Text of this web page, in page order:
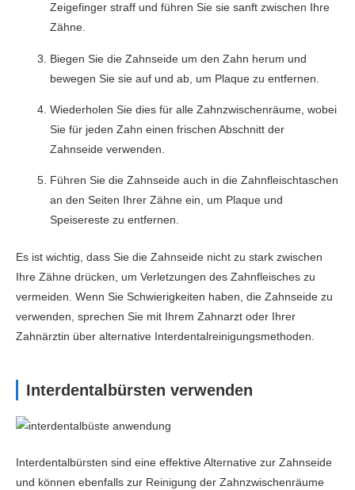
Zeigefinger straff und führen Sie sie sanft zwischen Ihre
Zähne.
Biegen Sie die Zahnseide um den Zahn herum und
bewegen Sie sie auf und ab, um Plaque zu entfernen.
Wiederholen Sie dies für alle Zahnzwischenräume, wobei
Sie für jeden Zahn einen frischen Abschnitt der
Zahnseide verwenden.
Führen Sie die Zahnseide auch in die Zahnfleischtaschen
an den Seiten Ihrer Zähne ein, um Plaque und
Speisereste zu entfernen.
Es ist wichtig, dass Sie die Zahnseide nicht zu stark zwischen
Ihre Zähne drücken, um Verletzungen des Zahnfleisches zu
vermeiden. Wenn Sie Schwierigkeiten haben, die Zahnseide zu
verwenden, sprechen Sie mit Ihrem Zahnarzt oder Ihrer
Zahnärztin über alternative Interdentalreinigungsmethoden.
Interdentalbürsten verwenden
Interdentalbürsten sind eine effektive Alternative zur Zahnseide
und können ebenfalls zur Reinigung der Zahnzwischenräume